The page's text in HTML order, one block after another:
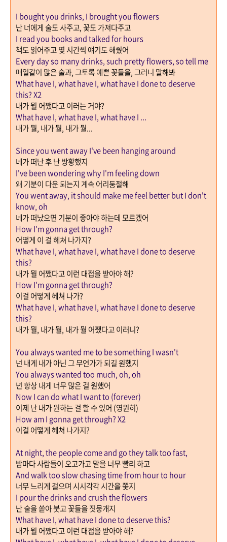
I bought you drinks, I brought you flowers
난 너에게 술도 사주고,꽃도 가져다주고
I read you books and talked for hours
책도 읽어주고 몇 시간씩 얘기도 해줬어
Every day so many drinks, such pretty flowers, so tell me
매일같이 많은 술과,그토록 예쁜 꽃들을,그러니 말해봐
What have I, what have I, what have I done to deserve
this? X2
내가 뭘 어쨌다고 이러는 거야?
What have I, what have I, what have I ...
내가 뭘, 내가 뭘, 내가 뭘...
Since you went away I've been hanging around
네가 떠난 후 난 방황했지
I've been wondering why I'm feeling down
왜 기분이 다운 되는지 계속 어리둥절해
You went away, it should make me feel better but I don't
know, oh
네가 떠났으면 기분이 좋아야 하는데 모르겠어
How I'm gonna get through?
어떻게 이 걸 헤쳐 나가지?
What have I, what have I, what have I done to deserve
this?
내가 뭘 어쨌다고 이런 대접을 받아야 해?
How I'm gonna get through?
이걸 어떻게 헤쳐 나가?
What have I, what have I, what have I done to deserve
this?
내가 뭘, 내가 뭘, 내가 뭘 어쨌다고 이러니?
You always wanted me to be something I wasn't
넌 내게 내가 아닌 그 무언가가 되길 원했지
You always wanted too much, oh, oh
넌 항상 내게 너무 많은 걸 원했어
Now I can do what I want to (forever)
이제 난 내가 원하는 걸 할 수 있어 (영원히)
How am I gonna get through? X2
이걸 어떻게 헤쳐 나가지?
At night, the people come and go they talk too fast,
밤마다 사람들이 오고가고 말을 너무 빨리 하고
And walk too slow chasing time from hour to hour
너무 느리게 걸으며 시시각각 시간을 쫓지
I pour the drinks and crush the flowers
난 술을 쏟아 붓고 꽃들을 짓뭉개지
What have I, what have I done to deserve this?
내가 뭘 어쨌다고 이런 대접을 받아야 해?